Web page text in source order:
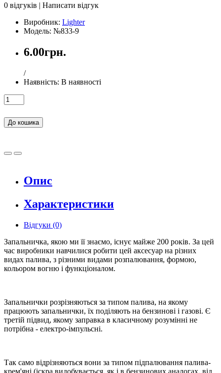
0 відгуків | Написати відгук
Виробник: Lighter
Модель: №833-9
6.00грн.
/
Наявність: В наявності
До кошика
Опис
Характеристики
Відгуки (0)
Запальничка, якою ми її знаємо, існує майже 200 років. За цей
час виробники навчилися робити цей аксесуар на різних
видах палива, з різними видами розпалювання, формою,
кольором вогню і функціоналом.
Запальнички розрізняються за типом палива, на якому
працюють запальнички, їх поділяють на бензинові і газові. Є
третій підвид, якому заправка в класичному розумінні не
потрібна - електро-імпульсні.
Так само відрізняються вони за типом підпалювання палива-
крем'яні (іскра видобувається, як і в бензинових аналогах, від